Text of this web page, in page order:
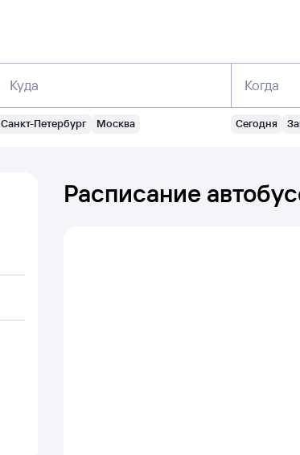
Куда
Санкт-Петербург Москва
Когда
Сегодня
Расписание